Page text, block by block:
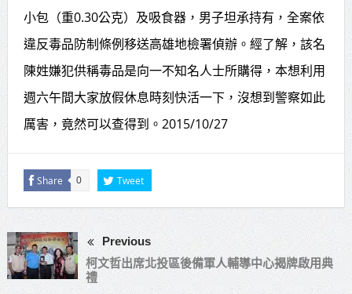
高雄「三民運動中心」市長陳其
邁、運動部長李洋各界貴賓共同揭幕
高雄東照山關帝廟全國國中小學書
法比賽 圓滿落幕
賴清德總統主持將官晉任 期勉精進
蔣萬安再拋出「倒閣說」 喊推陳其
邁組閣
小包（重0.30公克）及吸食器，男子坦承持有，全案依
違反毒品防制條例移送高雄地檢署偵辦。經了解，該名
陳姓嫌犯供稱毒品是向一不知名人士所購得，本想利用
週六午間大家放假休息時刻快活一下，沒想到警察如此
厲害，竟然可以查得到。2015/10/27
Share 0 Tweet
Previous
柯文哲出席北投區後備軍人輔導中心揭牌啟用典
禮